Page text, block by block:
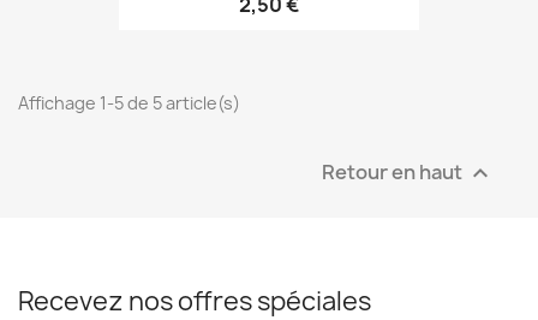
Affichage 1-5 de 5 article(s)
Retour en haut 
Recevez nos offres spéciales